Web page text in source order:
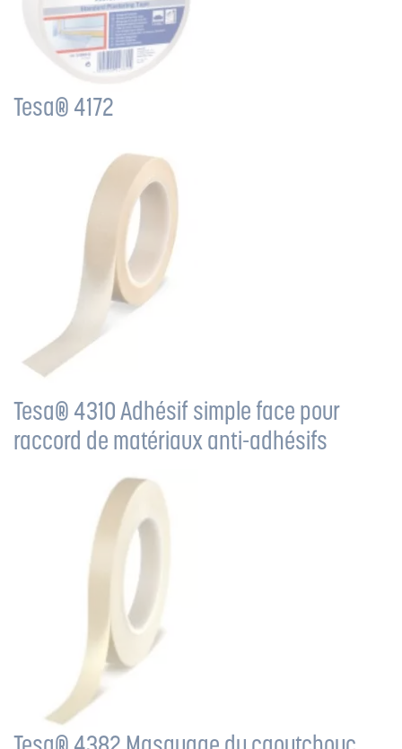
Tesa® 4172
Tesa® 4310 Adhésif simple face pour
raccord de matériaux anti-adhésifs